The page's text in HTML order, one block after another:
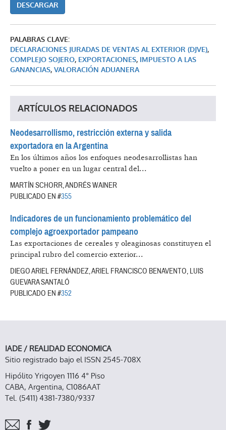
DESCARGAR
PALABRAS CLAVE:
DECLARACIONES JURADAS DE VENTAS AL EXTERIOR (DJVE),
COMPLEJO SOJERO, EXPORTACIONES, IMPUESTO A LAS
GANANCIAS, VALORACIÓN ADUANERA
ARTÍCULOS RELACIONADOS
Neodesarrollismo, restricción externa y salida
exportadora en la Argentina
En los últimos años los enfoques neodesarrollistas han
vuelto a poner en un lugar central del...
MARTÍN SCHORR, ANDRÉS WAINER
PUBLICADO EN #355
Indicadores de un funcionamiento problemático del
complejo agroexportador pampeano
Las exportaciones de cereales y oleaginosas constituyen el
principal rubro del comercio exterior...
DIEGO ARIEL FERNÁNDEZ, ARIEL FRANCISCO BENAVENTO, LUIS
GUEVARA SANTALÓ
PUBLICADO EN #352
IADE / REALIDAD ECONOMICA
Sitio registrado bajo el ISSN 2545-708X
Hipólito Yrigoyen 1116 4° Piso
CABA, Argentina, C1086AAT
Tel. (5411) 4381-7380/9337